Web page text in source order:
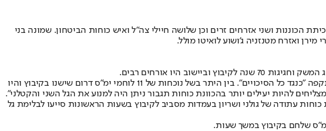
נחל עוז ב-7 באוקטובר. מתקפה שבה נרצחו 13 תושבי הקיבוץ, שני חברי כיתת הכוננות ושני אזרחים זרים וכן שלושה חיילי צה"ל ואיש כוחות הביטחון. שמונה בני
ואזרח מטנזניה ג'ושוע לואיטו מולל.
ייחודיות הקרב בקיבוץ נחל עוז מתבטאת בהצלחה יחסית של כוחות כיתת הכוננות וכוחות הביטחון לבלום את הגל הראשון של המתקפה "כנגד כל הסיכויים". בין היתר בשל נוכחות של 11 לוחמי ימ"ס דרום שישנו בקיבוץ והיו
להיות יעילים יותר בהכוונת כוחות תגבור ניתן היה למנוע את הגל השני והקטלני".
עתודה של גולני ושריון בעמדות מסביב לקיבוץ בשעות הראשונות סייעו לבלימת גל
שלחם בקיבוץ במשך שעות.